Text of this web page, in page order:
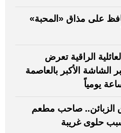
على مذاق «المحبة»
الراقية تعرض
الشاشة الأكبر بالعاصمة
يومياً
الزبائن.. صاحب مطعم
حلوى غريبة